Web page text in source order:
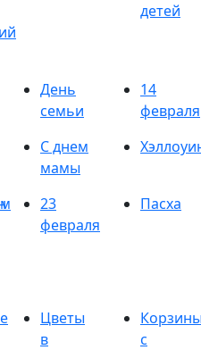
детей
День
семьи
14
февраля
С днем
мамы
23
февраля
Пасха
Цветы
в
с